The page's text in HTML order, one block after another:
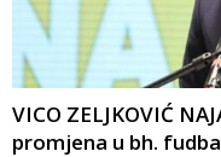
VICO ZELJKOVIĆ
promjena u bh.